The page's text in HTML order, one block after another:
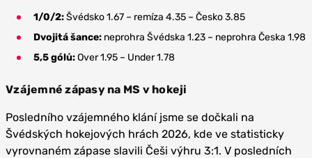
1/0/2:Švédsko 1.67 – remíza 4.35 – Česko 3.85
Dvojitá šance: neprohra Švédska 1.23 – neprohra Česka 1.98
5,5 gólů:Over 1.95 – Under 1.78
Vzájemné zápasy na MS v hokeji
Posledního vzájemného klání jsme se dočkali na
Švédských hokejových hrách 2026, kde ve statisticky
vyrovnaném zápase slavili Češi výhru 3:1. V posledních